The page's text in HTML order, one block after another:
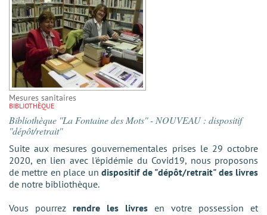
Mesures sanitaires
BIBLIOTHÈQUE
Bibliothèque ''La Fontaine des Mots'' - NOUVEAU : dispositif
''dépôt/retrait''
Suite aux mesures gouvernementales prises le 29 octobre
2020, en lien avec l'épidémie du Covid19, nous proposons
de mettre en place undispositif de "dépôt/retrait" des livres
de notre bibliothèque.
Vous pourrez rendre les livres en votre possession et